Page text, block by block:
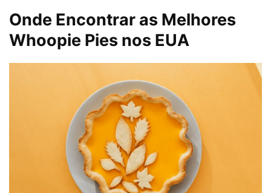
Onde Encontrar as Melhores
Whoopie Pies nos EUA